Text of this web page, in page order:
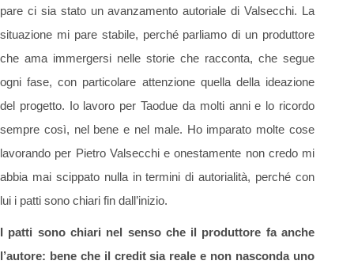
pare ci sia stato un avanzamento autoriale di Valsecchi. La
situazione mi pare stabile, perché parliamo di un produttore
che ama immergersi nelle storie che racconta, che segue
ogni fase, con particolare attenzione quella della ideazione
del progetto. Io lavoro per Taodue da molti anni e lo ricordo
sempre così, nel bene e nel male. Ho imparato molte cose
lavorando per Pietro Valsecchi e onestamente non credo mi
abbia mai scippato nulla in termini di autorialità, perché con
lui i patti sono chiari fin dall’inizio.
I patti sono chiari nel senso che il produttore fa anche
l’autore: bene che il credit sia reale e non nasconda uno